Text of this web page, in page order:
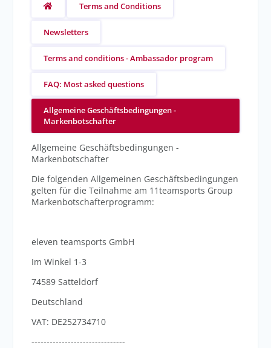
Terms and Conditions
Newsletters
Terms and conditions - Ambassador program
FAQ: Most asked questions
Allgemeine Geschäftsbedingungen -
Markenbotschafter
Allgemeine Geschäftsbedingungen -
Markenbotschafter
Die folgenden Allgemeinen Geschäftsbedingungen
gelten für die Teilnahme am 11teamsports Group
Markenbotschafterprogramm:
eleven teamsports GmbH
Im Winkel 1-3
74589 Satteldorf
Deutschland
VAT: DE252734710
-------------------------------